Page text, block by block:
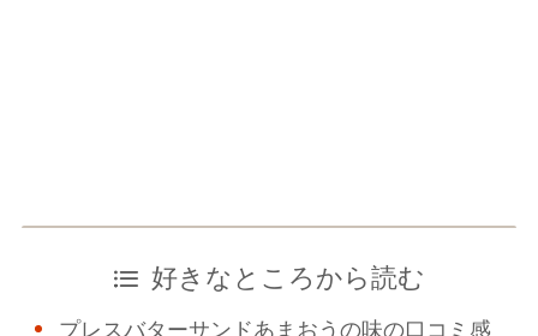
好きなところから読む
プレスバターサンドあまおうの味の口コミ感